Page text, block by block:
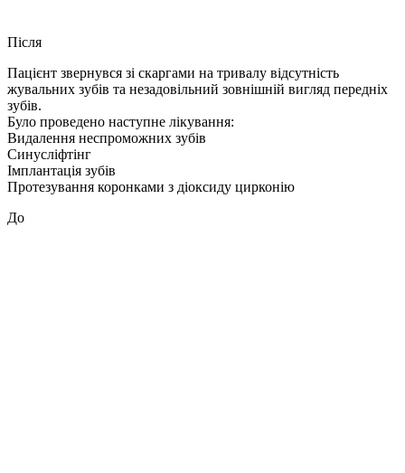
Після
Пацієнт звернувся зі скаргами на тривалу відсутність
жувальних зубів та незадовільний зовнішній вигляд передніх
зубів.
Було проведено наступне лікування:
Видалення неспроможних зубів
Синусліфтінг
Імплантація зубів
Протезування коронками з діоксиду цирконію
До